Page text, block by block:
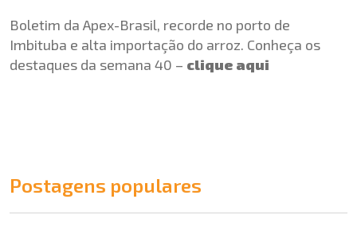
Boletim da Apex-Brasil, recorde no porto de
Imbituba e alta importação do arroz. Conheça os
destaques da semana 40 – clique aqui
Postagens populares